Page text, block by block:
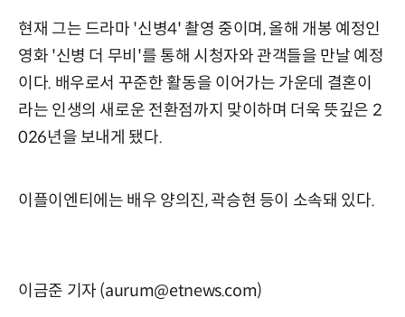
현재 그는 드라마 '신병4' 촬영 중이며, 올해 개봉 예정인
영화 '신병 더 무비'를 통해 시청자와 관객들을 만날 예정
이다. 배우로서 꾸준한 활동을 이어가는 가운데 결혼이
라는 인생의 새로운 전환점까지 맞이하며 더욱 뜻깊은 2
026년을 보내게 됐다.
이플이엔티에는 배우 양의진, 곽승현 등이 소속돼 있다.
이금준 기자 (aurum@etnews.com)